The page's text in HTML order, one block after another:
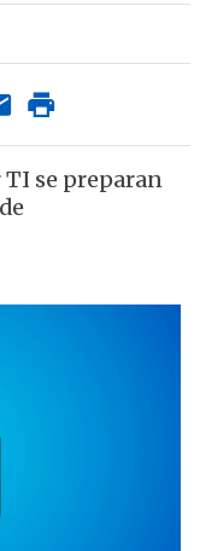
se preparan